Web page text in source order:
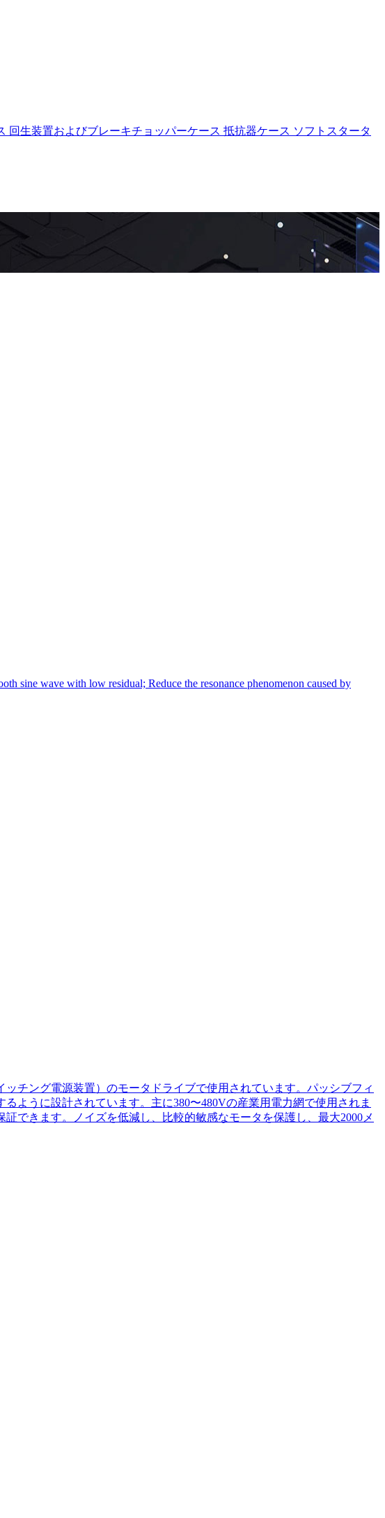
回生装置およびブレーキチョッパーケース 抵抗器ケース ソフトスタータ
sine wave with low residual; Reduce the resonance phenomenon caused by
チング電源装置）のモータドライブで使用されています。パッシブフィ
ように設計されています。主に380〜480Vの産業用電力網で使用されま
できます。ノイズを低減し、比較的敏感なモータを保護し、最大2000メ